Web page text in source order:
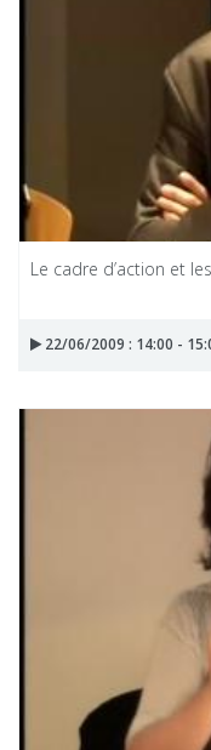
Le cadre d’action et
22/06/2009 : 14:00 -